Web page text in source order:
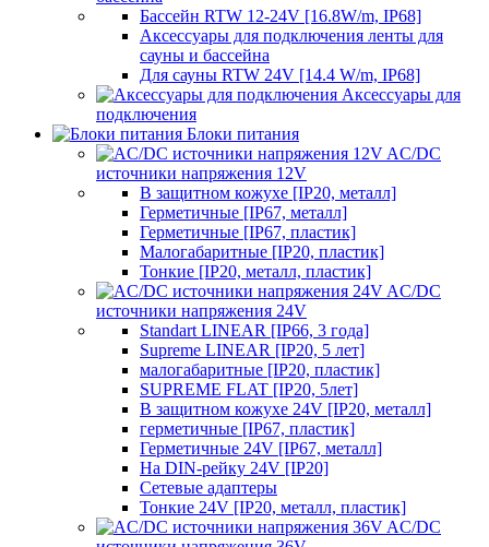
Бассейн RTW 12-24V [16.8W/m, IP68]
Аксессуары для подключения ленты для
сауны и бассейна
Для сауны RTW 24V [14.4 W/m, IP68]
Аксессуары для
подключения
Блоки питания
AC/DC
источники напряжения 12V
В защитном кожухе [IP20, металл]
Герметичные [IP67, металл]
Герметичные [IP67, пластик]
Малогабаритные [IP20, пластик]
Тонкие [IP20, металл, пластик]
AC/DC
источники напряжения 24V
Standart LINEAR [IP66, 3 года]
Supreme LINEAR [IP20, 5 лет]
малогабаритные [IP20, пластик]
SUPREME FLAT [IP20, 5лет]
В защитном кожухе 24V [IP20, металл]
герметичные [IP67, пластик]
Герметичные 24V [IP67, металл]
На DIN-рейку 24V [IP20]
Сетевые адаптеры
Тонкие 24V [IP20, металл, пластик]
AC/DC